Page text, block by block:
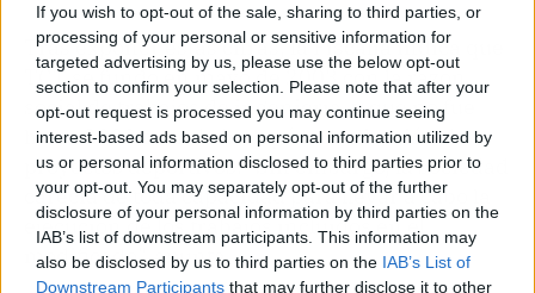
If you wish to opt-out of the sale, sharing to third parties, or
processing of your personal or sensitive information for
targeted advertising by us, please use the below opt-out
section to confirm your selection. Please note that after your
opt-out request is processed you may continue seeing
interest-based ads based on personal information utilized by
us or personal information disclosed to third parties prior to
your opt-out. You may separately opt-out of the further
disclosure of your personal information by third parties on the
IAB’s list of downstream participants. This information may
also be disclosed by us to third parties on the IAB’s List of
Downstream Participants that may further disclose it to other
Tras exponer estas cifras, la Fiscalía indica que
TCT se fundó en mayo de 2003 con la razón
social de trabajos de ingeniería, y que no fue
hasta 2008 cuando incluyó la realización de
proyectos deportivos. "Sin embargo, la sociedad
carecía de toda capacidad para llevar a cabo la
ejecución de los trabajos incluidos en el
modificado", apunta.